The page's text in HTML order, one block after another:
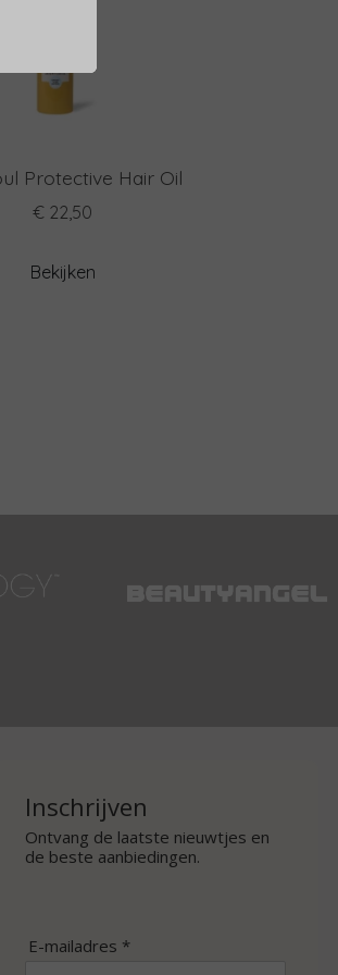
Protective Hair Oil
€ 22,50
Bekijken
Inschrijven
Ontvang de laatste nieuwtjes en
de beste aanbiedingen.
E-mailadres *